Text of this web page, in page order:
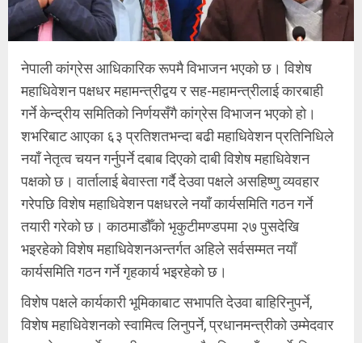
नेपाली कांग्रेस आधिकारिक रूपमै विभाजन भएको छ। विशेष
महाधिवेशन पक्षधर महामन्त्रीद्वय र सह-महामन्त्रीलाई कारबाही
गर्ने केन्द्रीय समितिको निर्णयसँगै कांग्रेस विभाजन भएको हो।
शभरिबाट आएका ६३ प्रतिशतभन्दा बढी महाधिवेशन प्रतिनिधिले
नयाँ नेतृत्व चयन गर्नुपर्ने दबाब दिएको दाबी विशेष महाधिवेशन
पक्षको छ। वार्तालाई बेवास्ता गर्दै देउवा पक्षले असहिष्णु व्यवहार
गरेपछि विशेष महाधिवेशन पक्षधरले नयाँ कार्यसमिति गठन गर्ने
तयारी गरेको छ। काठमाडौँको भृकुटीमण्डपमा २७ पुसदेखि
भइरहेको विशेष महाधिवेशनअन्तर्गत अहिले सर्वसम्मत नयाँ
कार्यसमिति गठन गर्ने गृहकार्य भइरहेको छ।
विशेष पक्षले कार्यकारी भूमिकाबाट सभापति देउवा बाहिरिनुपर्ने,
विशेष महाधिवेशनको स्वामित्व लिनुपर्ने, प्रधानमन्त्रीको उम्मेदवार